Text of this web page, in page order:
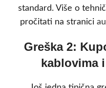
standard. Više o
pročitati na stranici
Greška 2:
kablovima